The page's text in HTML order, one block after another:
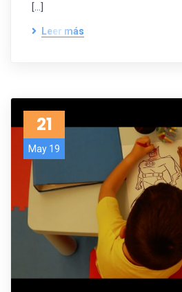
[…]
Leer más
21
May 19